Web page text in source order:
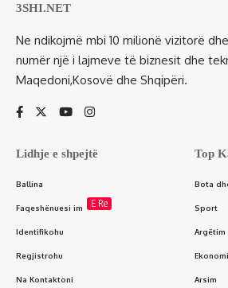
3SHI.NET
Ne ndikojmë mbi 10 milionë vizitorë
numër një i lajmeve të biznesit dhe
Maqedoni,Kosovë dhe Shqipëri.
Lidhje e shpejtë
Ballina
Faqeshënuesi im E Re
Identifikohu
Regjistrohu
Na Kontaktoni
Top
Bota
Sport
Argëtim
Ekonomi
Arsim